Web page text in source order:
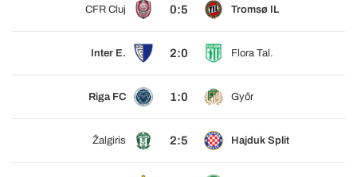
CFR Cluj 0:5 Tromsø IL
Inter E. 2:0 Flora Tal.
Riga FC 1:0 Győr
Žalgiris 2:5 Hajduk Split